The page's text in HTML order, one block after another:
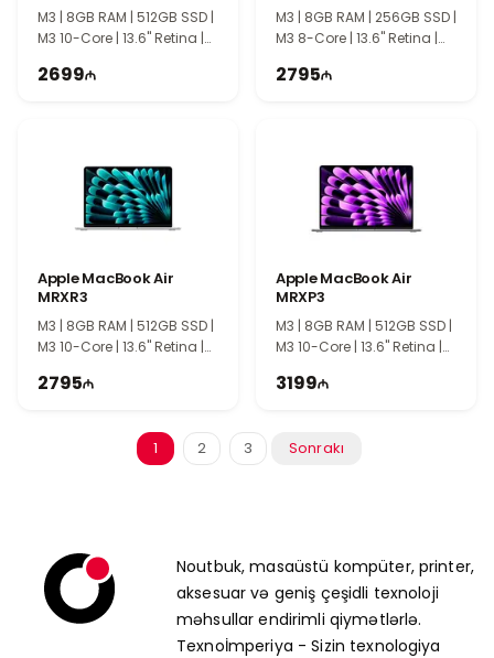
M3 | 8GB RAM | 512GB SSD |
M3 10-Core | 13.6" Retina |
2699
M3 | 8GB RAM | 256GB SSD |
M3 8-Core | 13.6" Retina |
2795
Apple MacBook Air
MRXR3
M3 | 8GB RAM | 512GB SSD |
M3 10-Core | 13.6" Retina |
2795
Apple MacBook Air
MRXP3
M3 | 8GB RAM | 512GB SSD |
M3 10-Core | 13.6" Retina |
3199
1 2 3 Sonrakı
Noutbuk, masaüstü kompüter, printer,
aksesuar və geniş çeşidli texnoloji
məhsullar endirimli qiymətlərlə.
Texnoİmperiya - Sizin texnologiya